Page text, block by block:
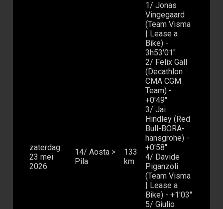
zaterdag
23 mei
2026
14/ Aosta >
Pila
133
km
1/ Jonas
Vingegaard
(Team Visma
| Lease a
Bike) -
3h53'01"
2/ Felix Gall
(Decathlon
CMA CGM
Team) -
+0'49"
3/ Jai
Hindley (Red
Bull-BORA-
hansgrohe) -
+0'58"
4/ Davide
Piganzoli
(Team Visma
| Lease a
Bike) - +1'03"
5/ Giulio